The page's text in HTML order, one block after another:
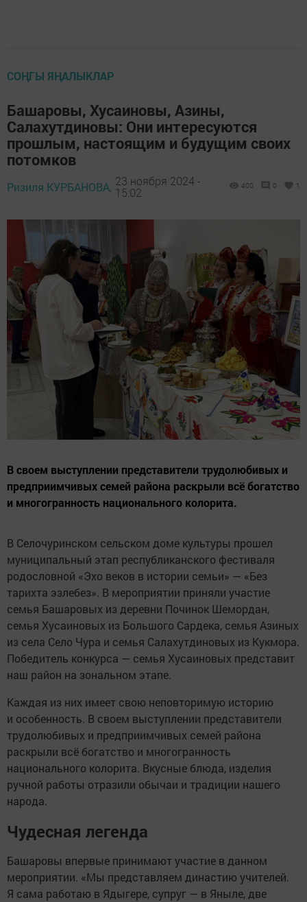
СОҢГЫ ЯҢАЛЫКЛАР
Башаровы, Хусаиновы, Азины,
Салахутдиновы: Они интересуются
прошлым, настоящим и будущим своих
потомков
Ризиля КУРБАНОВА, 23 ноября 2024 -
15:02
400 0 1
В своем выступлении представители трудолюбивых и
предприимчивых семей района раскрыли всё богатство
и многогранность национального колорита.
В Селочуринском сельском доме культуры прошел
муниципальный этап республиканского фестиваля
родословной «Эхо веков в истории семьи» — «Без
тарихта эзлебез». В мероприятии приняли участие
семья Башаровых из деревни Починок Шемордан,
семья Хусаиновых из Большого Сардека, семья Азиных
из села Село Чура и семья Салахутдиновых из Кукмора.
Победитель конкурса — семья Хусаиновых представит
наш район на зональном этапе.
Каждая из них имеет свою неповторимую историю
и особенность. В своем выступлении представители
трудолюбивых и предприимчивых семей района
раскрыли всё богатство и многогранность
национального колорита. Вкусные блюда, изделия
ручной работы отразили обычаи и традиции нашего
народа.
Чудесная легенда
Башаровы впервые принимают участие в данном
мероприятии. «Мы представляем династию учителей.
Я сама работаю в Ядыгере, супруг — в Яныле, две